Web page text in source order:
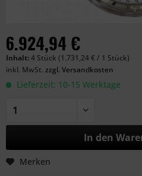
6.924,94 €
Inhalt:4 Stück (1.731,24 € / 1 Stück)
inkl. MwSt. zzgl. Versandkosten
Lieferzeit: 10-15 Werktage
In den
Merken